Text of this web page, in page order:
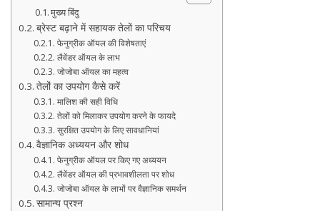
मुख्य बिंदु
ब्रेस्ट बढ़ाने में सहायक तेलों का परिचय
फेनुग्रीक ऑयल की विशेषताएं
लैवेंडर ऑयल के लाभ
जोजोबा ऑयल का महत्व
तेलों का उपयोग कैसे करें
मालिश की सही विधि
तेलों को मिलाकर उपयोग करने के फायदे
सुरक्षित उपयोग के लिए सावधानियां
वैज्ञानिक अध्ययन और शोध
फेनुग्रीक ऑयल पर किए गए अध्ययन
लैवेंडर ऑयल की प्रभावशीलता पर शोध
जोजोबा ऑयल के लाभों पर वैज्ञानिक समर्थन
सामान्य प्रश्न